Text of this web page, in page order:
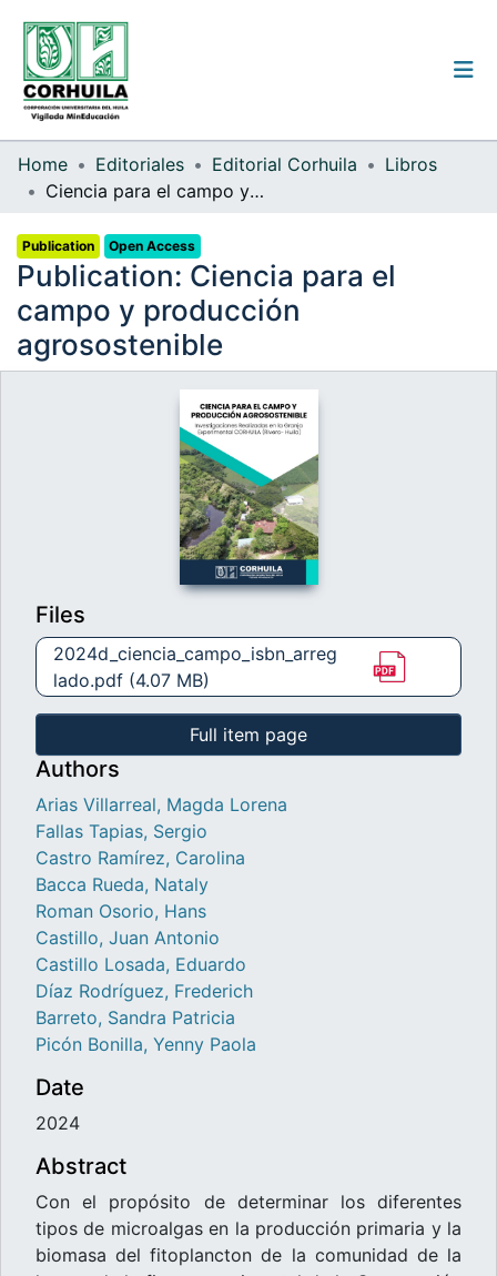
Institutional guidelines
Communities & Collections
All of the repository
Home Editoriales Editorial Corhuila
Libros
Ciencia para el campo y producción agrosostenible
Publication Open Access
Publication: Ciencia para el
campo y producción
agrosostenible
Files
2024d_ciencia_campo_isbn_arreg
lado.pdf (4.07 MB)
Full item page
Authors
Arias Villarreal, Magda Lorena
Fallas Tapias, Sergio
Castro Ramírez, Carolina
Bacca Rueda, Nataly
Roman Osorio, Hans
Castillo, Juan Antonio
Castillo Losada, Eduardo
Díaz Rodríguez, Frederich
Barreto, Sandra Patricia
Picón Bonilla, Yenny Paola
Date
2024
Abstract
Con el propósito de determinar los diferentes
tipos de microalgas en la producción primaria y la
biomasa del fitoplancton de la comunidad de la